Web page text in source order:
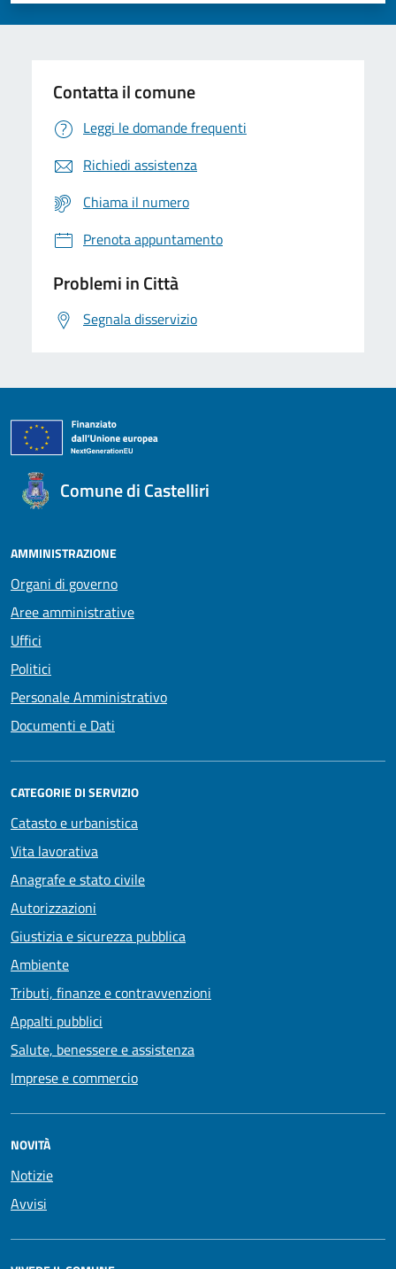
Contatta il comune
Leggi le domande frequenti
Richiedi assistenza
Chiama il numero
Prenota appuntamento
Problemi in Città
Segnala disservizio
Comune di Castelliri
AMMINISTRAZIONE
Organi di governo
Aree amministrative
Uffici
Politici
Personale Amministrativo
Documenti e Dati
CATEGORIE DI SERVIZIO
Catasto e urbanistica
Vita lavorativa
Anagrafe e stato civile
Autorizzazioni
Giustizia e sicurezza pubblica
Ambiente
Tributi, finanze e contravvenzioni
Appalti pubblici
Salute, benessere e assistenza
Imprese e commercio
NOVITÀ
Notizie
Avvisi